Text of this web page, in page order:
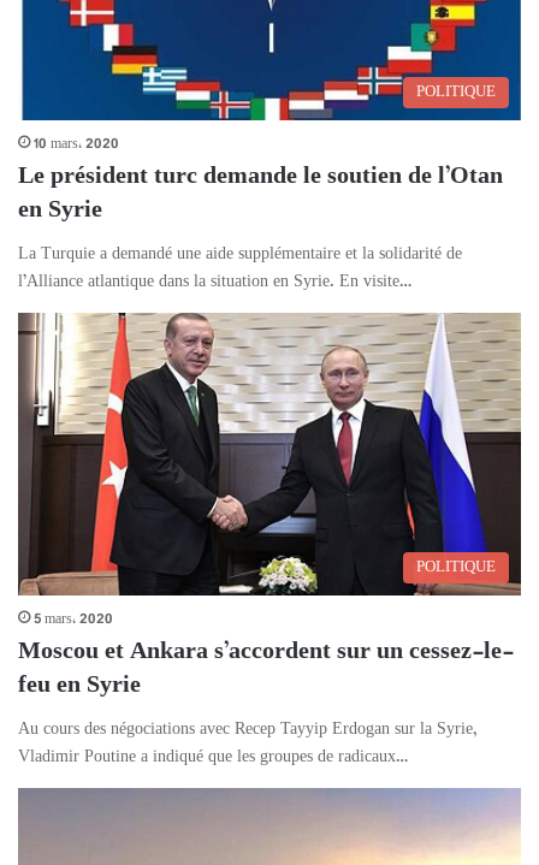
POLITIQUE
10 mars، 2020
Le président turc demande le soutien de l’Otan
en Syrie
La Turquie a demandé une aide supplémentaire et la solidarité de
l’Alliance atlantique dans la situation en Syrie. En visite…
POLITIQUE
5 mars، 2020
Moscou et Ankara s’accordent sur un cessez-le-
feu en Syrie
Au cours des négociations avec Recep Tayyip Erdogan sur la Syrie,
Vladimir Poutine a indiqué que les groupes de radicaux…